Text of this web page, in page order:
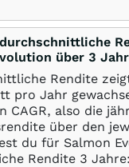
über 3
Rendite
pro Jahr
CAGR, also die
über den
du für Salmon
Rendite 3